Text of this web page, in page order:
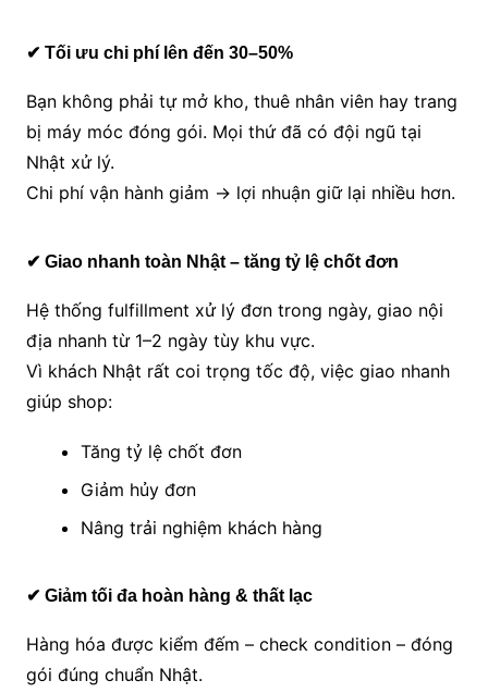
✔ Tối ưu chi phí lên đến 30–50%
Bạn không phải tự mở kho, thuê nhân viên hay trang
bị máy móc đóng gói. Mọi thứ đã có đội ngũ tại
Nhật xử lý.
Chi phí vận hành giảm → lợi nhuận giữ lại nhiều hơn.
✔ Giao nhanh toàn Nhật – tăng tỷ lệ chốt đơn
Hệ thống fulfillment xử lý đơn trong ngày, giao nội
địa nhanh từ 1–2 ngày tùy khu vực.
Vì khách Nhật rất coi trọng tốc độ, việc giao nhanh
giúp shop:
Tăng tỷ lệ chốt đơn
Giảm hủy đơn
Nâng trải nghiệm khách hàng
✔ Giảm tối đa hoàn hàng & thất lạc
Hàng hóa được kiểm đếm – check condition – đóng
gói đúng chuẩn Nhật.